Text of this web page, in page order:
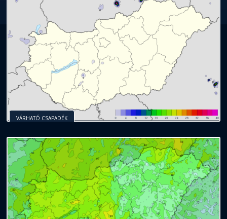
VÁRHATÓ CSAPADÉK